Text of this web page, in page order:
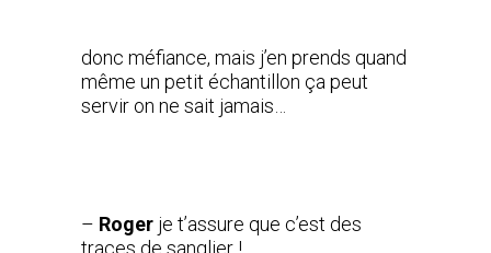
donc méfiance, mais j’en prends quand
même un petit échantillon ça peut
servir on ne sait jamais…
– Roger je t’assure que c’est des
traces de sanglier !